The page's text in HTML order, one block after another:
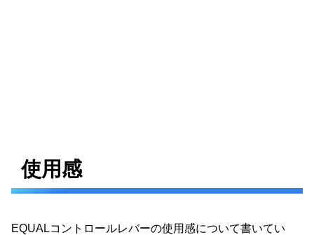
使用感
EQUALコントロールレバーの使用感について書いてい